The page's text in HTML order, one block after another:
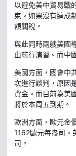
以避免美中貿易戰
束。如果沒有達成
額關稅。
與此同時兩艘美國
由航行演習。而中
美國方面，國會中
次進行談判，原因
資金。而目前為美
將於本周五到期。
歐洲方面，歐元金
1162歐元每盎司。
司。